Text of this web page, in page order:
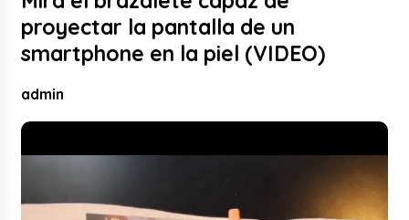
proyectar la pantalla de un
smartphone en la piel (VIDEO)
admin